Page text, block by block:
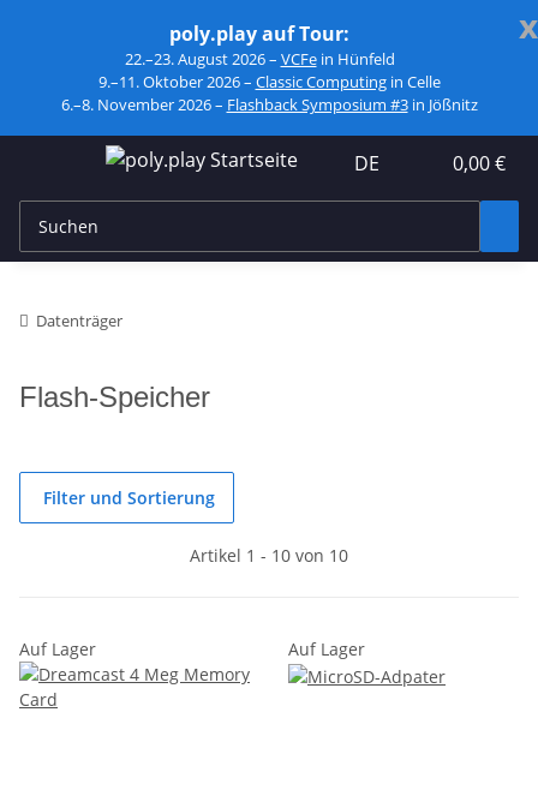
x
poly.play auf Tour:
22.–23. August 2026 – VCFein Hünfeld
9.–11. Oktober 2026 – Classic Computingin Celle
6.–8. November 2026 – Flashback Symposium #3in Jößnitz
DE 0,00 €
Datenträger
Flash-Speicher
Filter und Sortierung
Artikel 1 - 10 von 10
Auf Lager Auf Lager